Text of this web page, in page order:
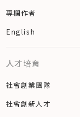
專欄作者
English
人才培育
社會創業團隊
社會創新人才